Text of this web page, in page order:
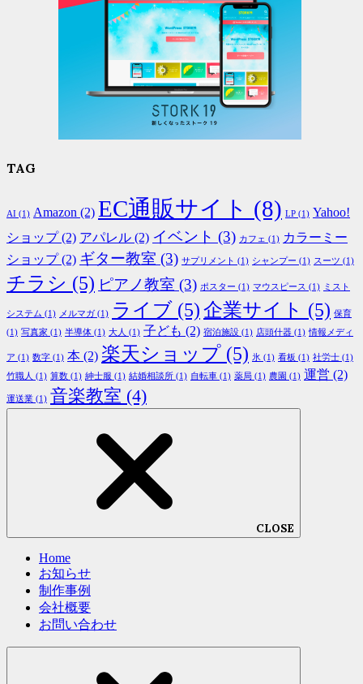
TAG
AI (1) Amazon (2) EC通販サイト (8) LP (1) Yahoo!
ショップ(2) アパレル (2) イベント (3) カフェ (1) カラーミー
ショップ(2) ギター教室 (3) サプリメント (1) シャンプー (1) スーツ (1)
チラシ (5) ピアノ教室 (3) ポスター (1) マウスピース (1) ミスト
システム (1) メルマガ (1) ライブ (5)企業サイト (5) 保育
(1) 写真家 (1) 半導体 (1) 大人 (1) 子ども (2) 宿泊施設 (1) 店頭什器 (1) 情報メディ
ア (1) 数字 (1) 本 (2) 楽天ショップ (5) 氷 (1) 看板 (1) 社労士 (1)
竹職人 (1) 算数 (1) 紳士服 (1) 結婚相談所 (1) 自転車 (1) 薬局 (1) 農園 (1) 運営 (2)
運送業 (1) 音楽教室 (4)
CLOSE
Home
お知らせ
制作事例
会社概要
お問い合わせ